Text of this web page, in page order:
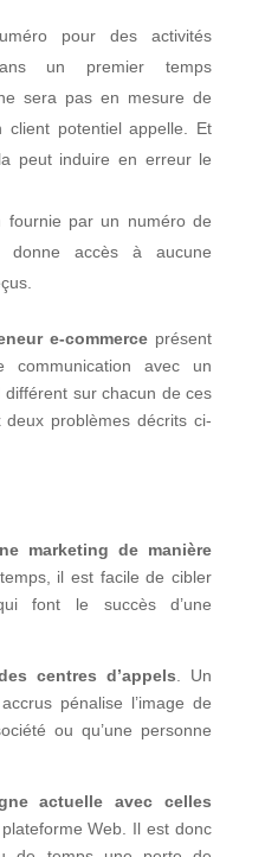
pour des activités
un premier temps
sera pas en mesure de
potentiel appelle. Et
peut induire en erreur le
fournie par un numéro de
donne accès à aucune
e-commerce présent
communication avec un
sur chacun de ces
problèmes décrits ci-
marketing de manière
il est facile de cibler
font le succès d’une
centres d’appels . Un
pénalise l’image de
ou qu’une personne
actuelle avec celles
Web. Il est donc